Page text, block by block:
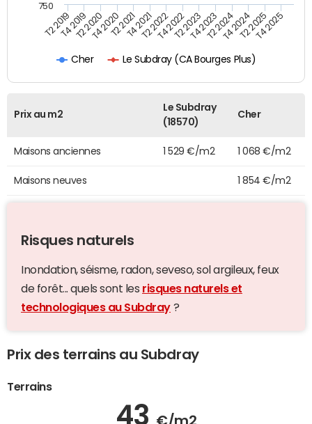
Cher Le Subdray (CA Bourges Plus)
T2 2019T4 2019T2 2020T4 2020T2 2021T4 2021T2 2022T4 2022T2 2023T4 2023T2 2024T4 2024T2 2025T4 2025
750
Prix au m2
Le Subdray
(18570)
Cher
Maisons anciennes 1 529 €/m2 1 068 €/m2
Maisons neuves 1 854 €/m2
Risques naturels
Inondation, séisme, radon, seveso, sol argileux, feux
de forêt... quels sont les risques naturels et
technologiques au Subdray ?
Prix des terrains au Subdray
Terrains
43 €/m2